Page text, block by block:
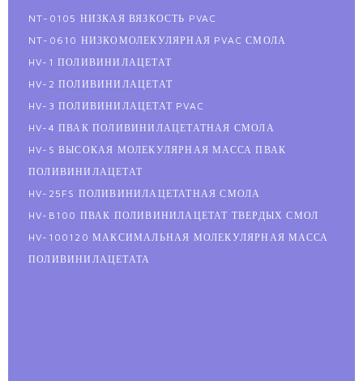
NT-0105 НИЗКАЯ ВЯЗКОСТЬ PVAC
NT-0610 НИЗКОМОЛЕКУЛЯРНАЯ PVAC СМОЛА
HV-1 ПОЛИВИНИЛАЦЕТАТ
HV-2 ПОЛИВИНИЛАЦЕТАТ
HV-3 ПОЛИВИНИЛАЦЕТАТ PVAC
HV-4 ПВАК ПОЛИВИНИЛАЦЕТАТНАЯ СМОЛА
HV-S ВЫСОКАЯ МОЛЕКУЛЯРНАЯ МАССА ПВАК
ПОЛИВИНИЛАЦЕТАТ
HV-25FS ПОЛИВИНИЛАЦЕТАТНАЯ СМОЛА
HV-B100 ПВАК ПОЛИВИНИЛАЦЕТАТ ТВЕРДЫХ СМОЛ
HV-100120 МАКСИМАЛЬНАЯ МОЛЕКУЛЯРНАЯ МАССА
ПОЛИВИНИЛАЦЕТАТА